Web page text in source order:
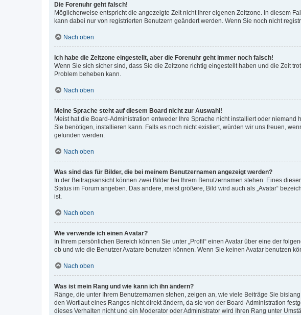
Die Forenuhr geht falsch!
Möglicherweise entspricht die angezeigte Zeit nicht Ihrer eigenen Zeitzone. In diesem
kann dabei nur von registrierten Benutzern geändert werden. Wenn Sie noch nicht
Nach oben
Ich habe die Zeitzone eingestellt, aber die Forenuhr geht immer noch falsch!
Wenn Sie sich sicher sind, dass Sie die Zeitzone richtig eingestellt haben und die Zeit
Problem beheben kann.
Nach oben
Meine Sprache steht auf diesem Board nicht zur Auswahl!
Meist hat die Board-Administration entweder Ihre Sprache nicht installiert oder
Sie benötigen, installieren kann. Falls es noch nicht existiert, würden wir uns freuen,
gefunden werden.
Nach oben
Was sind das für Bilder, die bei meinem Benutzernamen angezeigt werden?
In der Beitragsansicht können zwei Bilder bei Ihrem Benutzernamen stehen. Eines
Status im Forum angeben. Das andere, meist größere, Bild wird auch als „Avatar“
ist.
Nach oben
Wie verwende ich einen Avatar?
In Ihrem persönlichen Bereich können Sie unter „Profil“ einen Avatar über eine der
ob und wie die Benutzer Avatare benutzen können. Wenn Sie keinen Avatar benutzen
Nach oben
Was ist mein Rang und wie kann ich ihn ändern?
Ränge, die unter Ihrem Benutzernamen stehen, zeigen an, wie viele Beiträge Sie
den Wortlaut eines Ranges nicht direkt ändern, da sie von der Board-Administration
dieses Verhalten nicht und ein Moderator oder Administrator wird Ihren Rang unter